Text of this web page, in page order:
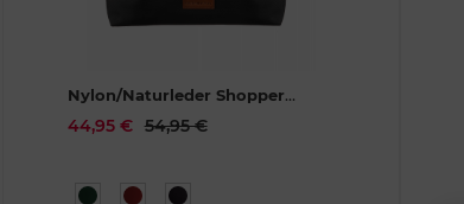
Nylon/Naturleder Shopper
Diana schwarz 1401-20
44,95 € 54,95 €